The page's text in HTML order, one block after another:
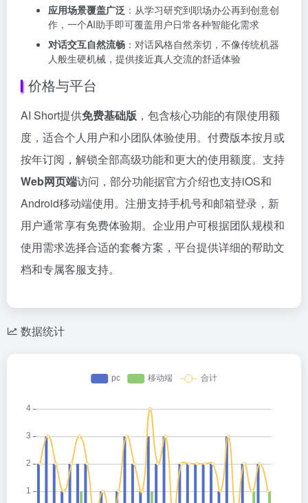
应用场景覆盖广泛 ：从学习研究到职场办公再到创意创
作，一个AI助手即可覆盖用户日常各种智能化需求
对话交互自然流畅 ：对话风格自然亲切，不像传统机器
人般生硬机械，提供接近真人交流的舒适体验
价格与平台
AI Short提供免费基础版 ，包含核心功能的有限使用额
度，适合个人用户和小团队体验使用。付费版本按月或
按年订阅，解锁全部高级功能和更大的使用额度。支持
Web网页端访问，部分功能据官方介绍也支持iOS和
Android移动端使用。注册支持手机号和邮箱登录，新
用户通常享有免费体验期。企业用户可根据团队规模和
使用需求选择合适的套餐方案，平台提供详细的帮助文
档和专属客服支持。
数据统计